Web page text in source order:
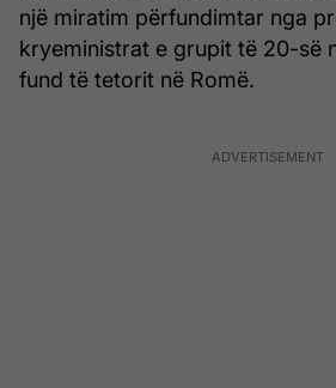
një miratim përfundimtar nga
kryeministrat e grupit të 20-së
fund të tetorit në Romë.